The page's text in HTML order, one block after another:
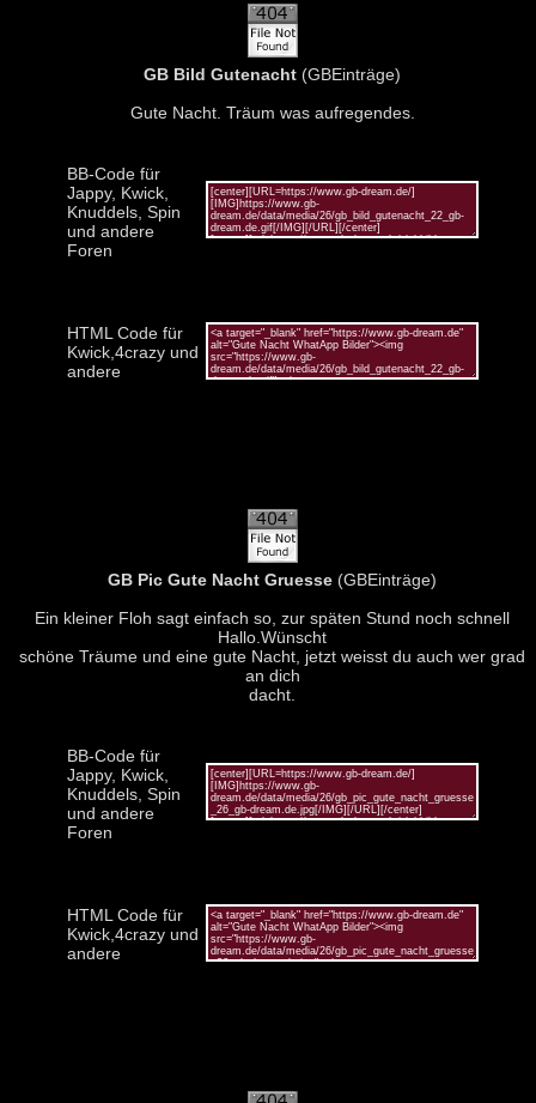
GB Bild Gutenacht (GBEinträge)
Gute Nacht. Träum was aufregendes.
BB-Code für
Jappy, Kwick,
Knuddels, Spin
und andere
Foren
HTML Code für
Kwick,4crazy und
andere
GB Pic Gute Nacht Gruesse (GBEinträge)
Ein kleiner Floh sagt einfach so, zur späten Stund noch schnell
Hallo.Wünscht
schöne Träume und eine gute Nacht, jetzt weisst du auch wer grad
an dich
dacht.
BB-Code für
Jappy, Kwick,
Knuddels, Spin
und andere
Foren
HTML Code für
Kwick,4crazy und
andere